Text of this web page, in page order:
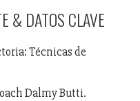
& DATOS CLAVE
Técnicas de
Dalmy Butti.